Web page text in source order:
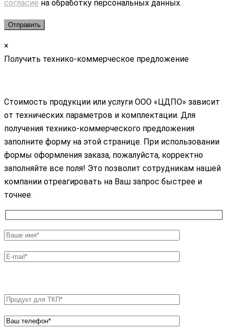
согласие на обработку персональных данных.
×
Получить технико-коммерческое предложение
Стоимость продукции или услуги ООО «ЦДПО» зависит
от технических параметров и комплектации. Для
получения технико-коммерческого предложения
заполните форму на этой странице. При использовании
формы оформления заказа, пожалуйста, корректно
заполняйте все поля! Это позволит сотрудникам нашей
компании отреагировать на Ваш запрос быстрее и
точнее.